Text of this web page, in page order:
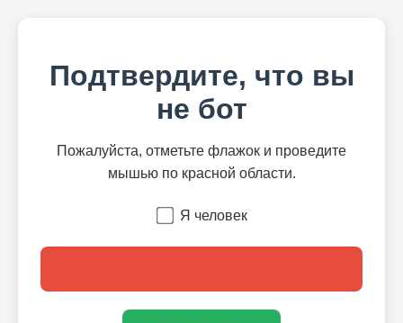
Подтвердите, что вы
не бот
Пожалуйста, отметьте флажок и проведите
мышью по красной области.
Я человек